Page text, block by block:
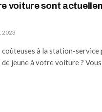
voiture sont
2023
à la station-service
jeune à votre voiture ? Vous